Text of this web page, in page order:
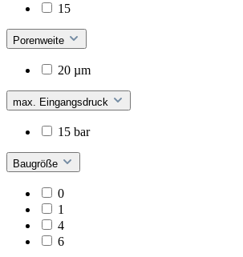
15
Porenweite
20 µm
max. Eingangsdruck
15 bar
Baugröße
0
1
4
6